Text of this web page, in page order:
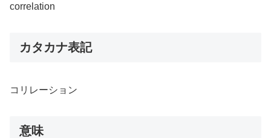
correlation
カタカナ表記
コリレーション
意味